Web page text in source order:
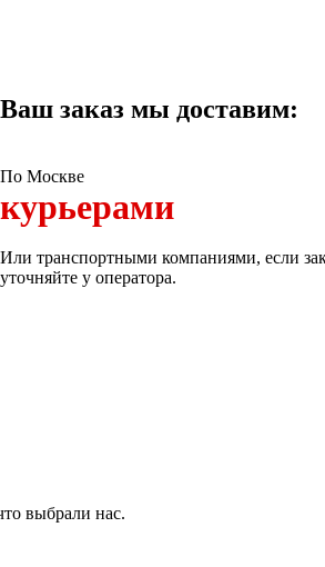
Ваш заказ мы доставим:
По Москве
курьерами
Или транспортными компаниями, если
уточняйте у оператора.
выбрали нас.